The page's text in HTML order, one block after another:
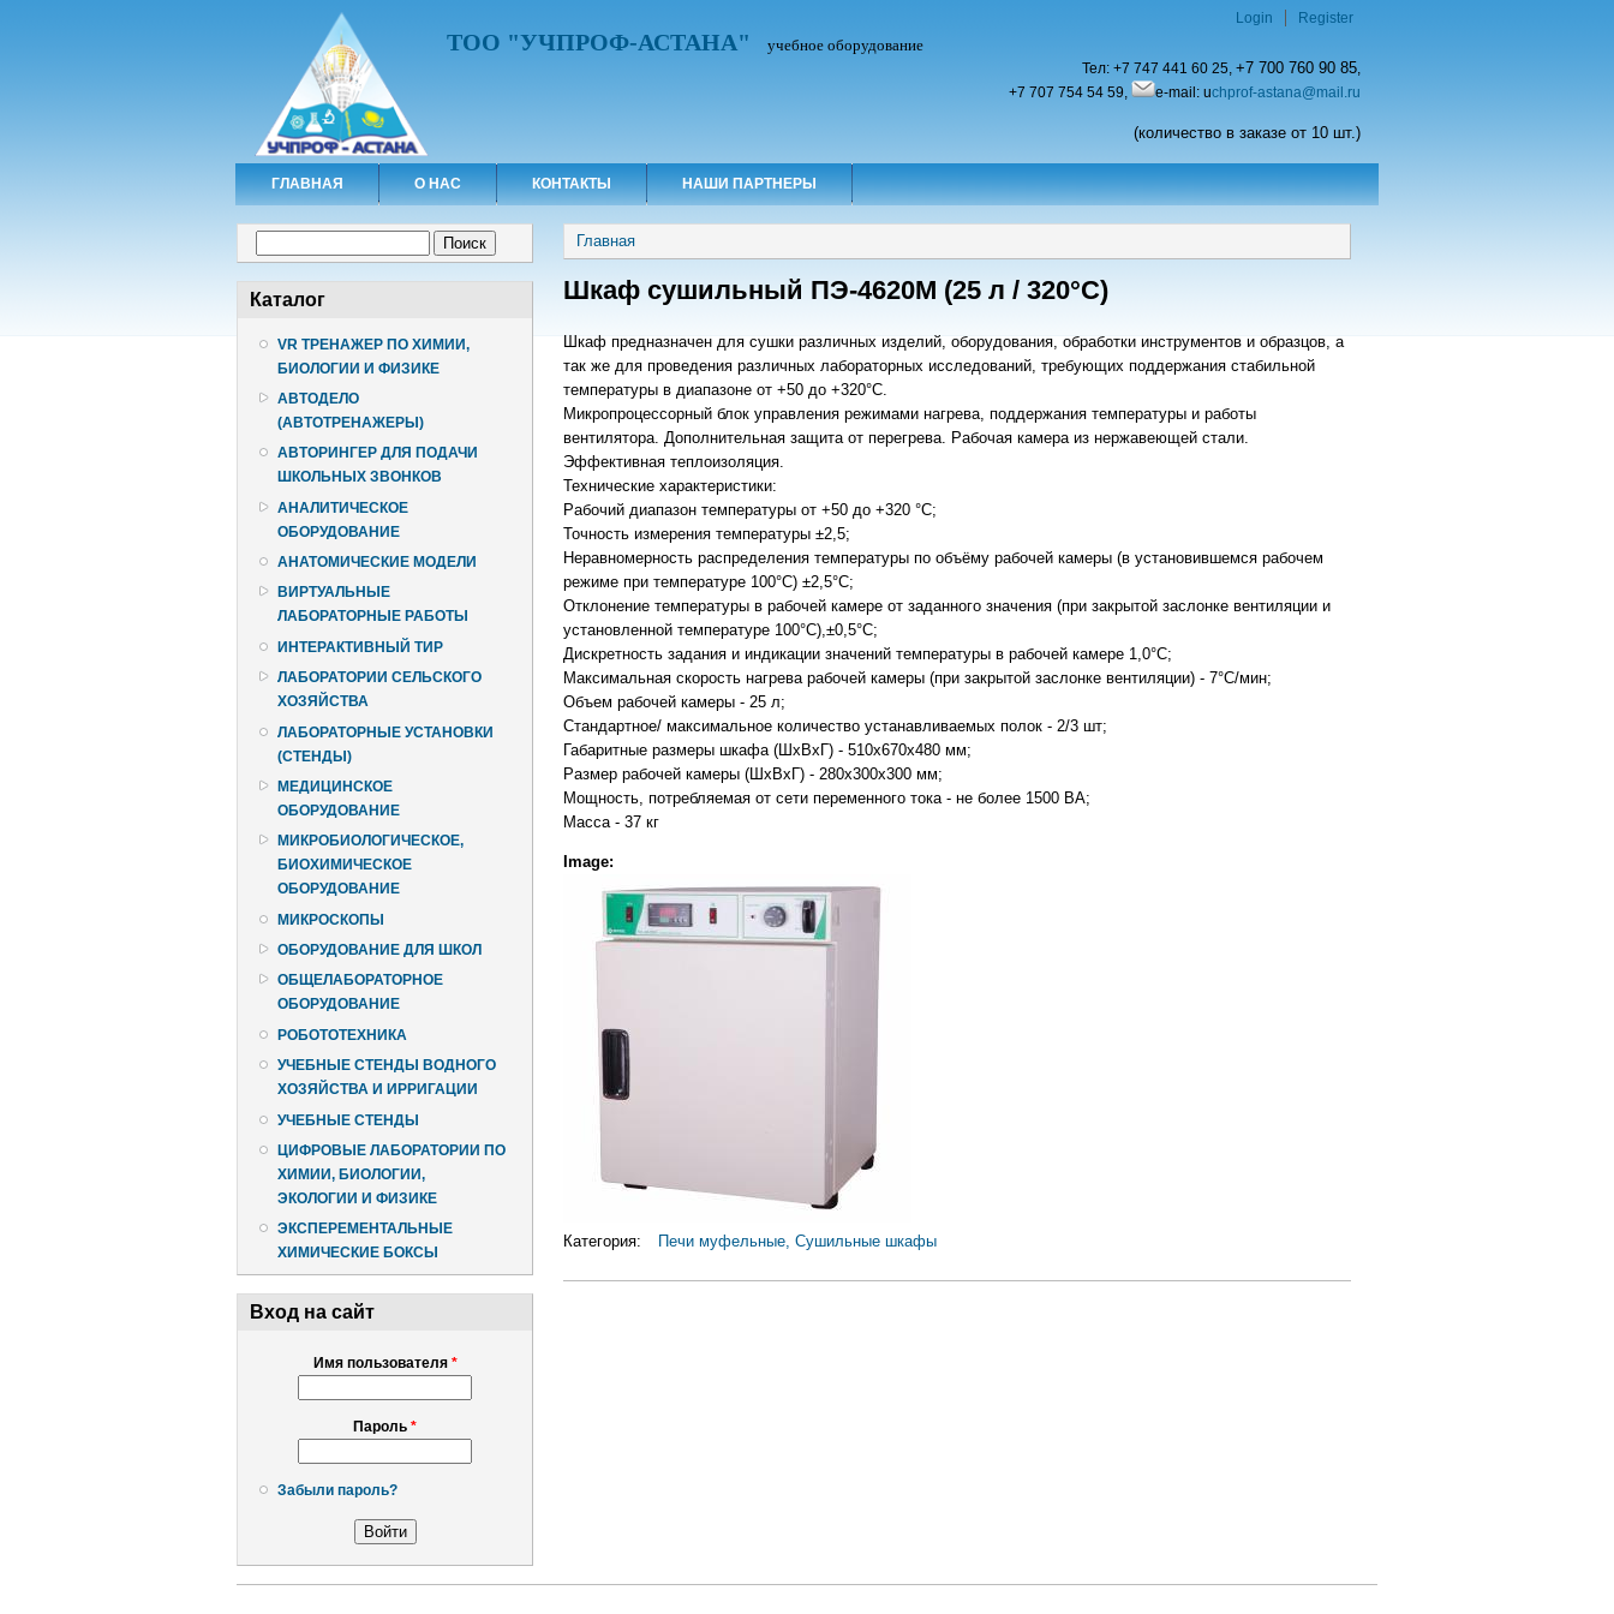
ТОО "УЧПРОФ-АСТАНА" учебное оборудование
Тел: +7 747 441 60 25, +7 700 760 90 85,
+7 707 754 54 59,
e-mail: uchprof-astana@mail.ru
(количество в заказе от 10 шт.)
Login Register
ГЛАВНАЯ О НАС КОНТАКТЫ НАШИ ПАРТНЕРЫ
Каталог
VR ТРЕНАЖЕР ПО ХИМИИ,
БИОЛОГИИ И ФИЗИКЕ
АВТОДЕЛО
(АВТОТРЕНАЖЕРЫ)
АВТОРИНГЕР ДЛЯ ПОДАЧИ
ШКОЛЬНЫХ ЗВОНКОВ
АНАЛИТИЧЕСКОЕ
ОБОРУДОВАНИЕ
АНАТОМИЧЕСКИЕ МОДЕЛИ
ВИРТУАЛЬНЫЕ
ЛАБОРАТОРНЫЕ РАБОТЫ
ИНТЕРАКТИВНЫЙ ТИР
ЛАБОРАТОРИИ СЕЛЬСКОГО
ХОЗЯЙСТВА
ЛАБОРАТОРНЫЕ УСТАНОВКИ
(СТЕНДЫ)
МЕДИЦИНСКОЕ
ОБОРУДОВАНИЕ
МИКРОБИОЛОГИЧЕСКОЕ,
БИОХИМИЧЕСКОЕ
ОБОРУДОВАНИЕ
МИКРОСКОПЫ
ОБОРУДОВАНИЕ ДЛЯ ШКОЛ
ОБЩЕЛАБОРАТОРНОЕ
ОБОРУДОВАНИЕ
РОБОТОТЕХНИКА
УЧЕБНЫЕ СТЕНДЫ ВОДНОГО
ХОЗЯЙСТВА И ИРРИГАЦИИ
УЧЕБНЫЕ СТЕНДЫ
ЦИФРОВЫЕ ЛАБОРАТОРИИ ПО
ХИМИИ, БИОЛОГИИ,
ЭКОЛОГИИ И ФИЗИКЕ
ЭКСПЕРЕМЕНТАЛЬНЫЕ
ХИМИЧЕСКИЕ БОКСЫ
Вход на сайт
Имя пользователя *
Пароль *
Забыли пароль?
Вы здесь
Главная
Шкаф сушильный ПЭ-4620М (25 л / 320°С)
Шкаф предназначен для сушки различных изделий, оборудования, обработки инструментов и образцов, а
так же для проведения различных лабораторных исследований, требующих поддержания стабильной
температуры в диапазоне от +50 до +320°С.
Микропроцессорный блок управления режимами нагрева, поддержания температуры и работы
вентилятора. Дополнительная защита от перегрева. Рабочая камера из нержавеющей стали.
Эффективная теплоизоляция.
Технические характеристики:
Рабочий диапазон температуры от +50 до +320 °С;
Точность измерения температуры ±2,5;
Неравномерность распределения температуры по объёму рабочей камеры (в установившемся рабочем
режиме при температуре 100°С) ±2,5°С;
Отклонение температуры в рабочей камере от заданного значения (при закрытой заслонке вентиляции и
установленной температуре 100°С),±0,5°С;
Дискретность задания и индикации значений температуры в рабочей камере 1,0°С;
Максимальная скорость нагрева рабочей камеры (при закрытой заслонке вентиляции) - 7°С/мин;
Объем рабочей камеры - 25 л;
Стандартное/ максимальное количество устанавливаемых полок - 2/3 шт;
Габаритные размеры шкафа (ШxВхГ) - 510х670х480 мм;
Размер рабочей камеры (ШxВхГ) - 280х300х300 мм;
Мощность, потребляемая от сети переменного тока - не более 1500 ВА;
Масса - 37 кг
Image:
Категория: Печи муфельные, Сушильные шкафы